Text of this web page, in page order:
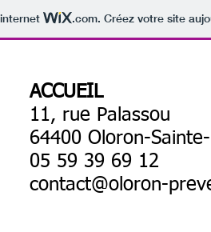
.com. Créez votre site
ACCUEIL
11, rue Palassou
64400 Oloron-
05 59 39 69 12
contact@oloron-